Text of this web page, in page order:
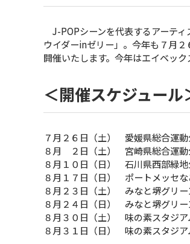
J-POPシーンを代表するアーテ
ウイダーinゼリー」。今年も７月
開催いたします。今年はエイベッ
＜開催スケジュール
７月２６日（土） 愛媛県総合運動
８月 ２日（土） 宮崎県総合運動
８月１０日（日） 石川県西部緑
８月１７日（日） ポートメッセ
８月２３日（土） みなと堺グリー
８月２４日（日） みなと堺グリー
８月３０日（土） 味の素スタジア
８月３１日（日） 味の素スタジア